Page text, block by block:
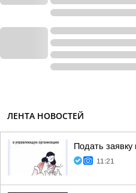
ЛЕНТА НОВОСТЕЙ
Подать
11:21